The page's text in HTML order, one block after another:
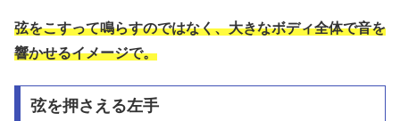
弦をこすって鳴らすのではなく、大きなボディ全体で音を
響かせるイメージで。
弦を押さえる左手